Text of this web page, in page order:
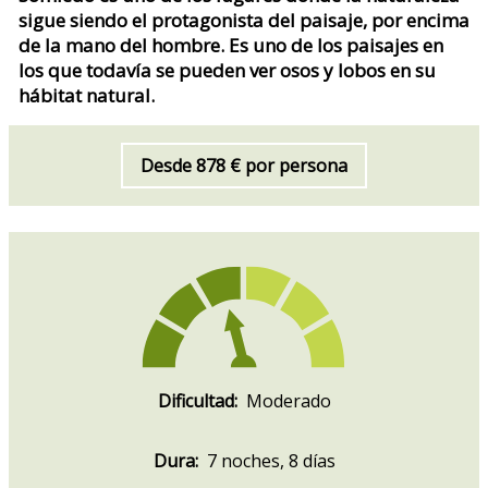
sigue siendo el protagonista del paisaje, por encima
de la mano del hombre. Es uno de los paisajes en
los que todavía se pueden ver osos y lobos en su
hábitat natural.
Desde 878 € por persona
Dificultad: Moderado
Dura: 7 noches, 8 días